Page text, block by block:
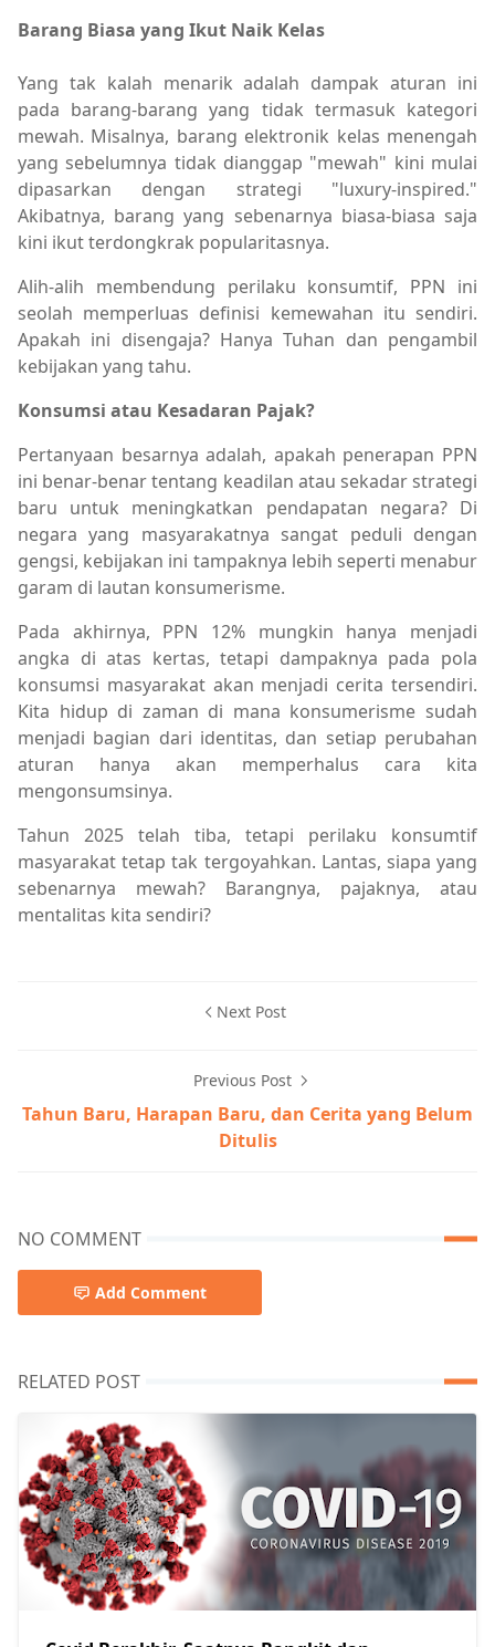
Barang Biasa yang Ikut Naik Kelas
Yang tak kalah menarik adalah dampak aturan ini
pada barang-barang yang tidak termasuk kategori
mewah. Misalnya, barang elektronik kelas menengah
yang sebelumnya tidak dianggap "mewah" kini mulai
dipasarkan dengan strategi "luxury-inspired."
Akibatnya, barang yang sebenarnya biasa-biasa saja
kini ikut terdongkrak popularitasnya.
Alih-alih membendung perilaku konsumtif, PPN ini
seolah memperluas definisi kemewahan itu sendiri.
Apakah ini disengaja? Hanya Tuhan dan pengambil
kebijakan yang tahu.
Konsumsi atau Kesadaran Pajak?
Pertanyaan besarnya adalah, apakah penerapan PPN
ini benar-benar tentang keadilan atau sekadar strategi
baru untuk meningkatkan pendapatan negara? Di
negara yang masyarakatnya sangat peduli dengan
gengsi, kebijakan ini tampaknya lebih seperti menabur
garam di lautan konsumerisme.
Pada akhirnya, PPN 12% mungkin hanya menjadi
angka di atas kertas, tetapi dampaknya pada pola
konsumsi masyarakat akan menjadi cerita tersendiri.
Kita hidup di zaman di mana konsumerisme sudah
menjadi bagian dari identitas, dan setiap perubahan
aturan hanya akan memperhalus cara kita
mengonsumsinya.
Tahun 2025 telah tiba, tetapi perilaku konsumtif
masyarakat tetap tak tergoyahkan. Lantas, siapa yang
sebenarnya mewah? Barangnya, pajaknya, atau
mentalitas kita sendiri?
Next Post
Previous Post
Tahun Baru, Harapan Baru, dan Cerita yang Belum
Ditulis
NO COMMENT
Add Comment
RELATED POST